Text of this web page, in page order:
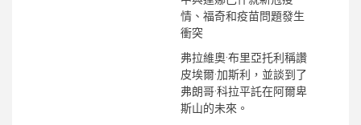
情、福奇和疫苗問題發生
衝突
弗拉維奧·布里亞托利稱讚
皮埃爾·加斯利，並談到了
弗朗哥·科拉平託在阿爾卑
斯山的未來。